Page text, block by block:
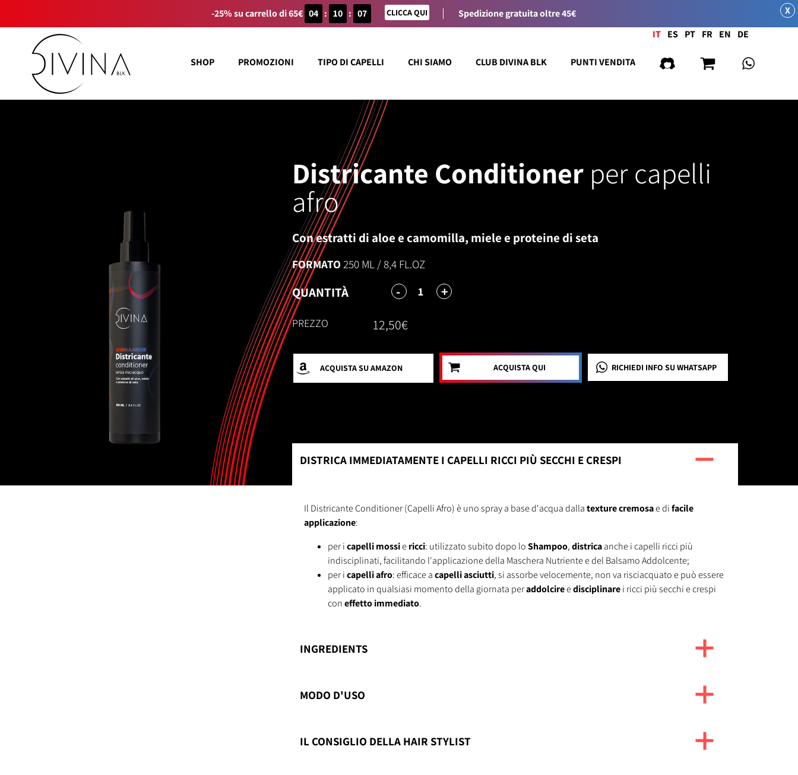
-25% su carrello di 65€ 04 : 10 : 07 CLICCA QUI Spedizione gratuita oltre 45€ X
SHOP PROMOZIONI TIPO DI CAPELLI CHI SIAMO CLUB DIVINA BLK PUNTI VENDITA
IT ES PT FR EN DE
Districante Conditionerper capelli
afro
Con estratti di aloe e camomilla, miele e proteine di seta
FORMATO250 ML / 8,4 FL.OZ
QUANTITÀ - 1 +
PREZZO 12,50€
ACQUISTASU AMAZON ACQUISTA QUI RICHIEDI INFO SU WHATSAPP
DISTRICA IMMEDIATAMENTE I CAPELLI RICCI PIÙ SECCHI E CRESPI
Il Districante Conditioner (Capelli Afro) è uno spray a base d'acqua dallatexture cremosae difacile
applicazione:
per icapelli mossiericci: utilizzato subito dopo loShampoo,districaanche i capelli ricci più
indisciplinati, facilitando l'applicazione della Maschera Nutriente e del Balsamo Addolcente;
per icapelli afro: efficace acapelli asciutti, si assorbe velocemente, non va risciacquato e può essere
applicato in qualsiasi momento della giornata peraddolcireedisciplinarei ricci più secchi e crespi
coneffetto immediato.
INGREDIENTS
MODO D'USO
IL CONSIGLIO DELLA HAIR STYLIST